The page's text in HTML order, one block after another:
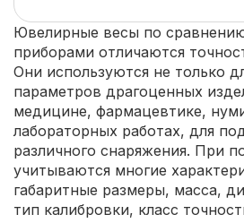
Ювелирные весы по
приборами отличаются
Они используются не только
параметров драгоценных
медицине, фармацевтике,
лабораторных работах, для
различного снаряжения. При
учитываются многие
габаритные размеры, масса,
тип калибровки, класс